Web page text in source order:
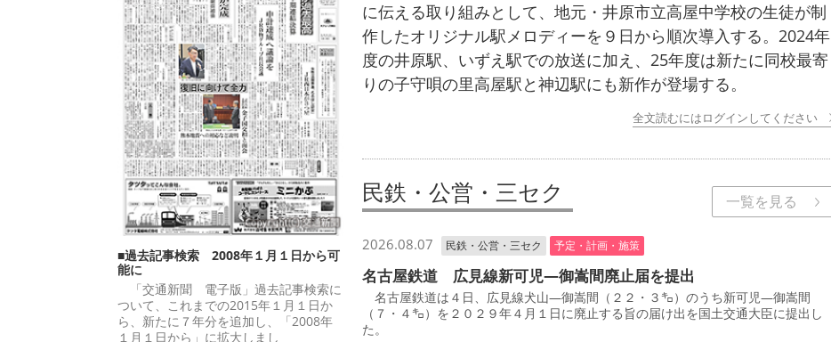
■過去記事検索 2008年１月１日から可
能に
「交通新聞 電子版」過去記事検索に
ついて、これまでの2015年１月１日か
ら、新たに７年分を追加し、「2008年
１月１日から」に拡大しまし
に伝える取り組みとして、地元・井原市立高屋中学校の生徒が制
作したオリジナル駅メロディーを９日から順次導入する。2024年
度の井原駅、いずえ駅での放送に加え、25年度は新たに同校最寄
りの子守唄の里高屋駅と神辺駅にも新作が登場する。
全文読むにはログインしてください
民鉄・公営・三セク 一覧を見る
2026.08.07 民鉄・公営・三セク 予定・計画・施策
名古屋鉄道 広見線新可児―御嵩間廃止届を提出
名古屋鉄道は４日、広見線犬山―御嵩間（２２・３㌔）のうち新可児―御嵩間
（７・４㌔）を２０２９年４月１日に廃止する旨の届け出を国土交通大臣に提出し
た。